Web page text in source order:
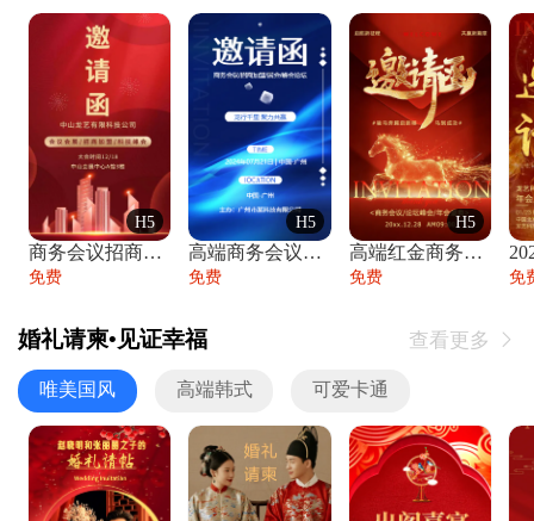
H5
商务会议招商展会科技峰会邀请函年会邀请
免费
H5
高端商务会议招商加盟展会峰会论坛邀请函
免费
H5
高端红金商务会议年会年终盛典答谢邀请函
免费 免
婚礼请柬•见证幸福 查看更多 
唯美国风 高端韩式 可爱卡通